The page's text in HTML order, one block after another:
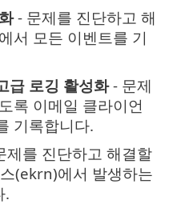
- 문제를 진단하고 해
서 모든 이벤트를 기
급 로깅 활성화- 문제
록 이메일 클라이언
기록합니다.
제를 진단하고 해결할
(ekrn)에서 발생하는
.